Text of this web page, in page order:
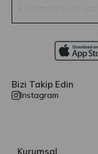
Bizi Takip Edin
Instagram
Kurumsal